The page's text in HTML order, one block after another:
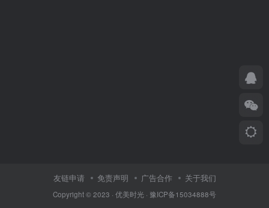
友链申请 免责声明 广告合作 关于我们
Copyright © 2023 · 优美时光 · 豫ICP备15034888号